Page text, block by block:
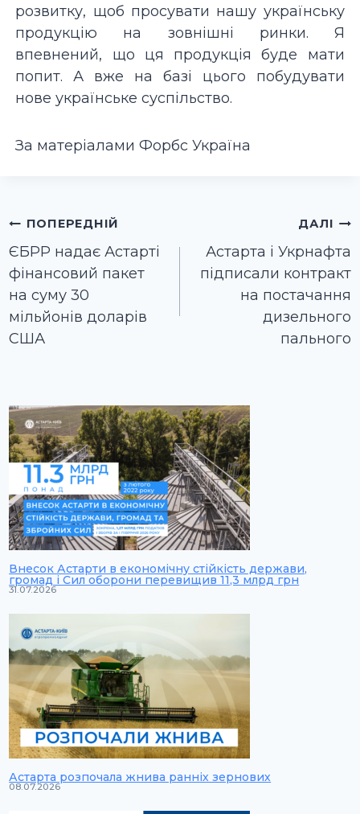
розвитку, щоб просувати нашу українську
продукцію на зовнішні ринки. Я
впевнений, що ця продукція буде мати
попит. А вже на базі цього побудувати
нове українське суспільство.
За матеріалами Форбс Україна
Навігація
записів
ПОПЕРЕДНІЙ
ЄБРР надає Астарті
фінансовий пакет
на суму 30
мільйонів доларів
США
ДАЛІ
Астарта і Укрнафта
підписали контракт
на постачання
дизельного
пального
Внесок Астарти в економічну стійкість держави,
громад і Сил оборони перевищив 11,3 млрд грн
31.07.2026
Астарта розпочала жнива ранніх зернових
08.07.2026